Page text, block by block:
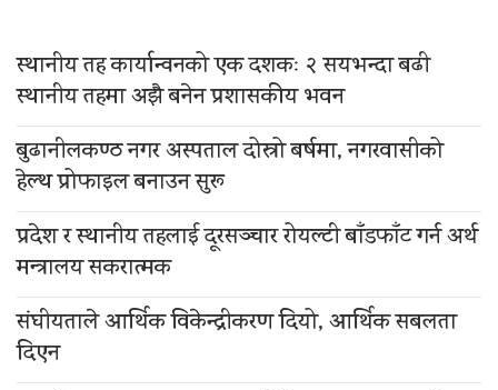
स्थानीय तह कार्यान्वनको एक दशकः २ सयभन्दा बढी
स्थानीय तहमा अझै बनेन प्रशासकीय भवन
बुढानीलकण्ठ नगर अस्पताल दोस्रो बर्षमा, नगरवासीको
हेल्थ प्रोफाइल बनाउन सुरू
प्रदेश र स्थानीय तहलाई दूरसञ्चार रोयल्टी बाँडफाँट गर्न अर्थ
मन्त्रालय सकरात्मक
संघीयताले आर्थिक विकेन्द्रीकरण दियो, आर्थिक सबलता
दिएन